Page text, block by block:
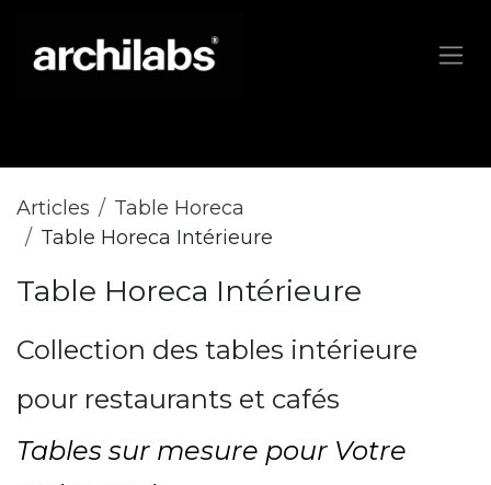
Articles
Table Horeca
Table Horeca Intérieure
Table Horeca Intérieure
Collection des tables intérieure
pour restaurants et cafés
Tables sur mesure pour Votre